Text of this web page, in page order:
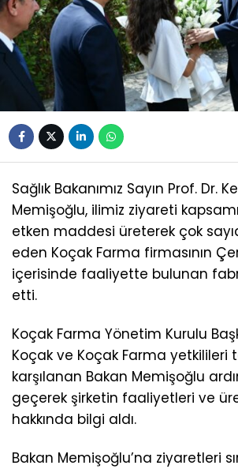
Sağlık Bakanımız Sayın Prof. Dr.
Memişoğlu, ilimiz ziyareti
etken maddesi üreterek çok
eden Koçak Farma firmasının
içerisinde faaliyette bulunan
etti.
Koçak Farma Yönetim Kurulu
Koçak ve Koçak Farma yetkilileri
karşılanan Bakan Memişoğlu
geçerek şirketin faaliyetleri ve
hakkında bilgi aldı.
Bakan Memişoğlu’na ziyaretleri